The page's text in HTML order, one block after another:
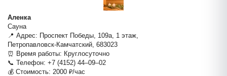
Аленка
Сауна
📍 Адрес: Проспект Победы, 109а, 1 этаж,
Петропавловск-Камчатский, 683023
⏰ Время работы: Круглосуточно
📞 Телефон: +7 (4152) 44‒09‒02
💰 Стоимость: 2000 ₽/час